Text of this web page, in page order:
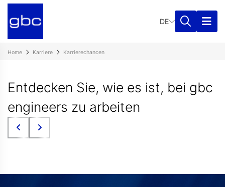
DE
Home Karriere Karrierechancen
Entdecken Sie, wie es ist, bei gbc
engineers zu arbeiten